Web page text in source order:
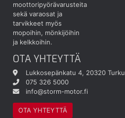
moottoripyörävarusteita
sekä varaosat ja
tarvikkeet myös
mopoihin, mönkijöihin
ja kelkkoihin.
OTA YHTEYTTÄ
Lukkosepänkatu 4, 20320 Turku
075 326 5000
info@storm-motor.fi
OTA YHTEYTTÄ